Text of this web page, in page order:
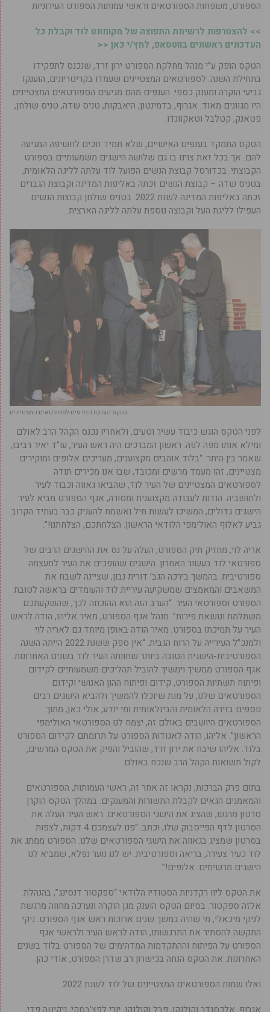
הספורט, משפחות הספורטאים וראשי עמותות הספורט העירוניות.
>> להצטרפות לרשימת התפוצה של מקומונט לוד וקבלת כל
העדכונים ראשונים בווטסאפ, לחץ/י כאן <<
הטקס הופק ע”י מנהל מחלקת הספורט ירון זרד, שנכנס לתפקידו
בתחילת השנה. לספורטאים המצטיינים שעמדו בקריטריונים, הוענקו
גביעי הוקרה ומענק כספי. הענפים מהם מגיעים הספורטאים המצטיינים
היו מגוונים מאוד: אגרוף, בדמינטון, היאבקות, טניס שדה, טניס שולחן,
פטאנק, קטלבל וטאקוונדו.
הטקס התמקד בענפים האישיים, שלא תמיד זוכים לחשיפה המגיעה
להם. אך בכל זאת צוינו בו גם שלושה הישגים משמעותיים בספורט
הקבוצתי. בכדורסל קבוצת הנשים הפועל לוד עלתה לליגה הלאומית,
בטניס שדה – קבוצת הנשים זכתה באליפות המדינה וקבוצת הגברים
זכתה באליפות המדינה לשנת 2022. בטניס שולחן קבוצות הנשים
העפילו לליגת העל וקבוצה נוספת עלתה לליגה הארצית.
בטקס הענקת הפרסים לספורטאים המצטיינים
לפני הטקס הוגש כיבוד עשיר וטעים, ולאחריו נכנס הקהל הרב לאולם
ומילא אותו מפה לפה. ראשון המברכים היה ראש העיר, עו”ד יאיר רביבו,
שאמר בין היתר: “בלוד אוהבים מקצוענים, מעריכים אלופים ומוקירים
מצטיינים, זהו מעמד מרשים ומכובד, שבו אנו מכירים תודה
לספורטאים המצטיינים של העיר לוד, שהביאו גאווה וכבוד לעיר
ולתושביה. הודות לעבודה מקצוענית ומסורה, אגף הספורט מביא לעיר
הישגים גדולים, המשיכו לעשות חיל ואשמח להעניק כבר בעתיד הקרוב
גביע לאלוף האולימפי הלודאי הראשון. הצלחתכם, הצלחתנו!”.
אריה לוי, מחזיק תיק הספורט, העלה על נס את ההישגים הרבים של
ספורטאי לוד בעשור האחרון. הישגים שהופכים את העיר למעצמה
ספורטיבית. בהמשך בירכה הגב’ דורית נבון, שציינה לשבח את
המשאבים והמאמצים שמשקיעה עיריית לוד והעומדים בראשה לטובת
הספורט וספורטאי העיר. “הערב הזה הוא ההוכחה לכך, שהשקעתכם
משתלמת ונושאת פירות”. מנהל אגף הספורט, מאיר אליהו, הודה לראש
העיר על תמיכתו בספורט. מאיר הודה באופן מיוחד גם לאריה לוי
ולמנכ”ל העירייה על הרוח הגבית. “אין ספק ששנת 2022 הייתה השנה
הספורטיבית-הישגית הטובה ביותר שחוותה העיר לוד בשנים האחרונות.
אגף הספורט ממשיך וימשיך להוביל תהליכים משמעותיים לקידום
ופיתוח תשתיות הספורט, קידום ופיתוח ההון האנושי וקידום
הספורטאים שלנו, על מנת שיוכלו להמשיך ולהביא הישגים רבים
נוספים בזירה הלאומית והבינלאומית ומי יודע, אולי כאן, מתוך
הספורטאים היושבים באולם זה, יצמח לנו הספורטאי האולימפי
הראשון”. אליהו, הודה לאגודות הספורט על תרומתם לקידום הספורט
בלוד. אליהו שיבח את ירון זרד, שהוביל והפיק את הטקס המרשים,
לקול תשואות הקהל הרב שנכח באולם.
בתום פרק הברכות, נקראו זה אחר זה, ראשי העמותות, הספורטאים
והמאמנים הגאים לקבלת התשורות והמענקים. במהלך הטקס הוקרן
סרטון מרגש, שהציג את הישגי הספורטאים. ראש העיר העלה את
הסרטון לדף הפייסבוק שלו, וכתב: “פנו לעצמכם 4 דקות, לצפות
בסרטון שמציג בגאווה את הישגי הספורטאים שלנו. הספורט ממתג את
לוד כעיר צעירה, בריאה וספורטיבית. יש לנו נוער נפלא, שמביא לנו
הישגים מרשימים. אלופים!”
את הטקס ליוו רקדניות הסטודיו הלודאי “ספקטור דנסינג”, בהנהלת
אלזה ספקטור. בסיום הטקס הוענק מגן הוקרה ונערכה מחווה מרגשת
לניקי מיכאלי, מי שהיה במשך שנים ארוכות ראש אגף הספורט. ניקי
התקשה להסתיר את התרגשותו, הודה לראש העיר ולראשי אגף
הספורט על הפיתוח וההתקדמות המדהימים של הספורט בלוד בשנים
האחרונות. את הטקס הנחה בכישרון רב שדרן הספורט, אודי כהן.
ואלו שמות הספורטאים המצטיינים של לוד לשנת 2022.